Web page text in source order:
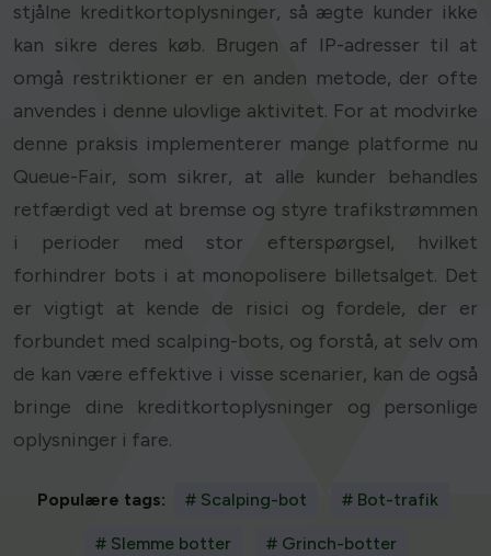
stjålne kreditkortoplysninger, så ægte kunder ikke
kan sikre deres køb. Brugen af IP-adresser til at
omgå restriktioner er en anden metode, der ofte
anvendes i denne ulovlige aktivitet. For at modvirke
denne praksis implementerer mange platforme nu
Queue-Fair, som sikrer, at alle kunder behandles
retfærdigt ved at bremse og styre trafikstrømmen
i perioder med stor efterspørgsel, hvilket
forhindrer bots i at monopolisere billetsalget. Det
er vigtigt at kende de risici og fordele, der er
forbundet med scalping-bots, og forstå, at selv om
de kan være effektive i visse scenarier, kan de også
bringe dine kreditkortoplysninger og personlige
oplysninger i fare.
Populære tags: # Scalping-bot # Bot-trafik
# Slemme botter # Grinch-botter